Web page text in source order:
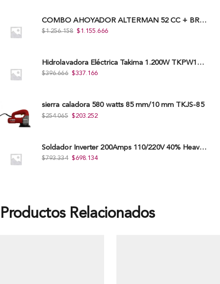
COMBO AHOYADOR ALTERMAN 52 CC + BROCA DE 20 CM X 80 CM + BROCA DE 15 CM X 80 CM
$1.256.158 $1.155.666
Hidrolavadora Eléctrica Takima 1.200W TKPW1200-13
$396.666 $337.166
sierra caladora 580 watts 85 mm/10 mm TKJS-85
$254.065 $203.252
Soldador Inverter 200Amps 110/220V 40% Heavy Duty (Hd) Tkwi-200-C
$793.334 $698.134
Productos Relacionados